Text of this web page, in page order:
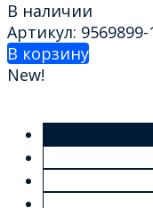
В наличии
Артикул: 9569899-
В корзину
New!